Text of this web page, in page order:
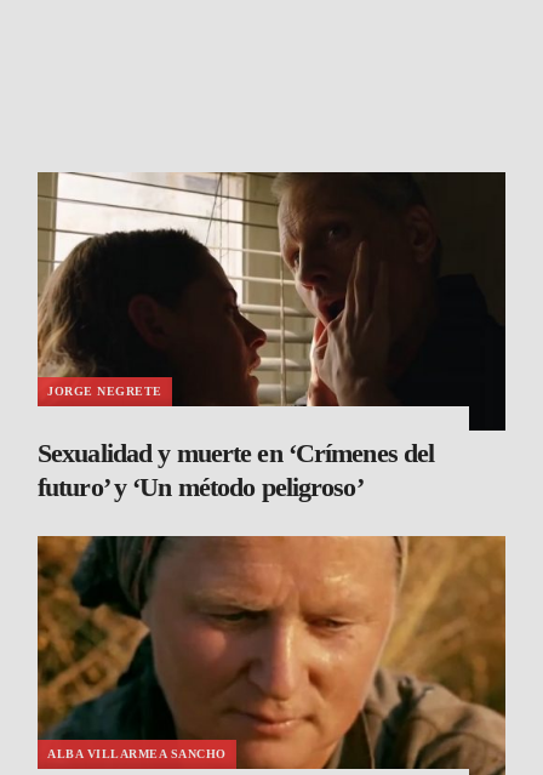
JORGE NEGRETE
Sexualidad y muerte en ‘Crímenes del
futuro’ y ‘Un método peligroso’
ALBA VILLARMEA SANCHO